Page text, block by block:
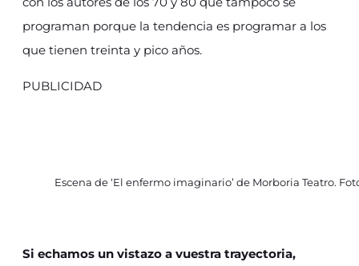
programan porque la tendencia es programar a los
que tienen treinta y pico años.
PUBLICIDAD
Escena de ‘El enfermo imaginario’ de Morboria Teatro.
Si echamos un vistazo a vuestra trayectoria,